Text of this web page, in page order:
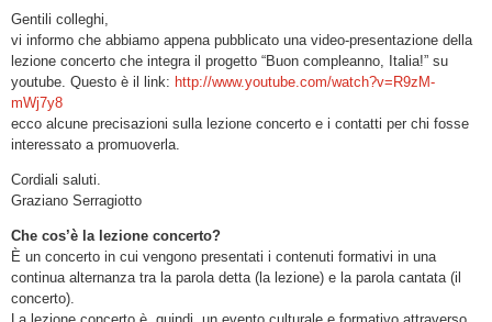
Gentili colleghi,
vi informo che abbiamo appena pubblicato una video-presentazione della
lezione concerto che integra il progetto “Buon compleanno, Italia!” su
youtube. Questo è il link: http://www.youtube.com/watch?v=R9zM-
mWj7y8
ecco alcune precisazioni sulla lezione concerto e i contatti per chi fosse
interessato a promuoverla.
Cordiali saluti.
Graziano Serragiotto
Che cos’è la lezione concerto?
È un concerto in cui vengono presentati i contenuti formativi in una
continua alternanza tra la parola detta (la lezione) e la parola cantata (il
concerto).